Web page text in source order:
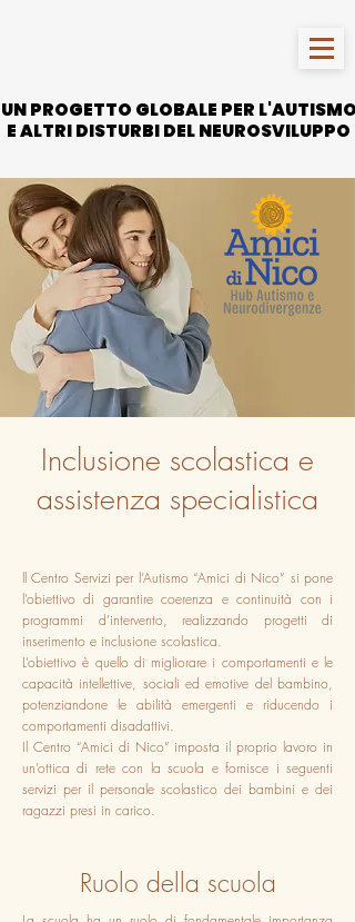
UN PROGETTO GLOBALE PER L'AUTISMO
E ALTRI DISTURBI DEL NEUROSVILUPPO
UN PROGETTO GLOBALE PER L'AUTISMO
E ALTRI DISTURBI DEL NEUROSVILUPPO
Inclusione scolastica e
assistenza specialistica
ll Centro Servizi per l’Autismo “Amici di Nico” si pone
l’obiettivo di garantire coerenza e continuità con i
programmi d’intervento, realizzando progetti di
inserimento e inclusione scolastica.
L’obiettivo è quello di migliorare i comportamenti e le
capacità intellettive, sociali ed emotive del bambino,
potenziandone le abilità emergenti e riducendo i
comportamenti disadattivi.
Il Centro “Amici di Nico” imposta il proprio lavoro in
un’ottica di rete con la scuola e fornisce i seguenti
servizi per il personale scolastico dei bambini e dei
ragazzi presi in carico.
Ruolo della scuola